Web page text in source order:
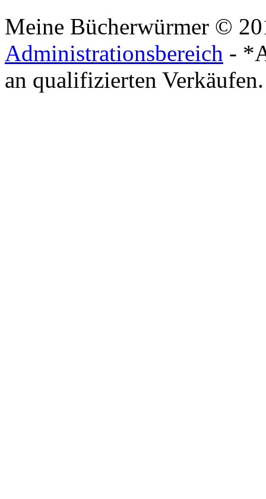
Meine Bücherwürmer ©
Administrationsbereich -
an qualifizierten Verkäufen.